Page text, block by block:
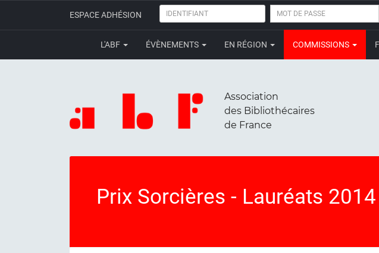
ESPACE ADHÉSION IDENTIFIANT
MOT
PASSE
L'ABF ÉVÈNEMENTS EN RÉGION COMMISSIONS
Association
des Bibliothécaires
de France
Prix Sorcières - Lauréats 2014